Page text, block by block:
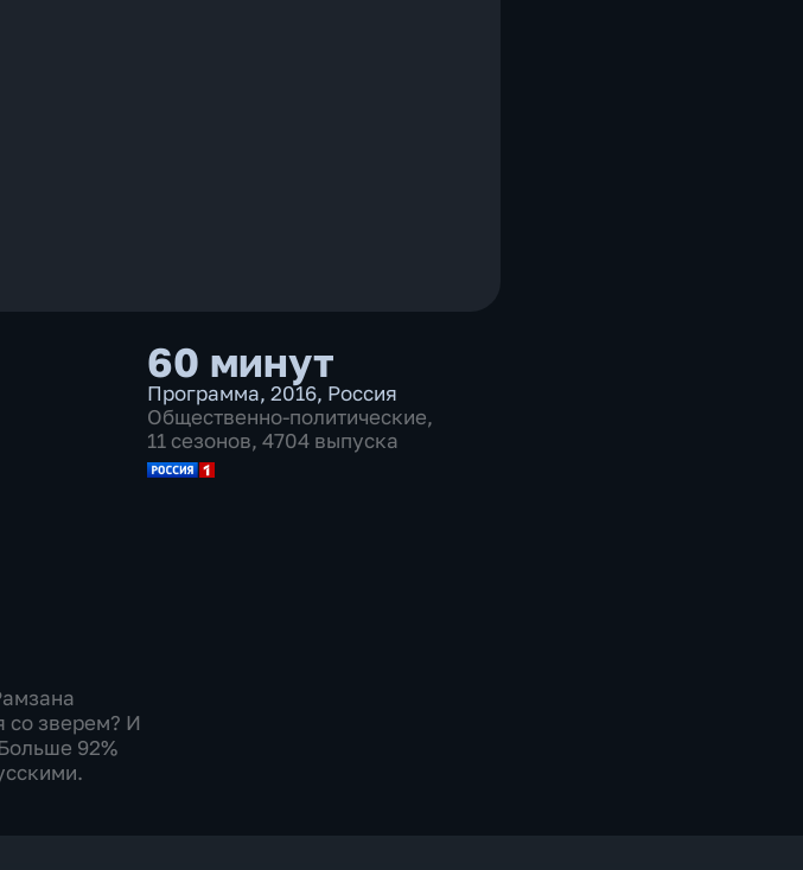
со зверем? И
92%
60 минут
Программа, 2016, Россия
Общественно-политические,
11 сезонов, 4704 выпуска